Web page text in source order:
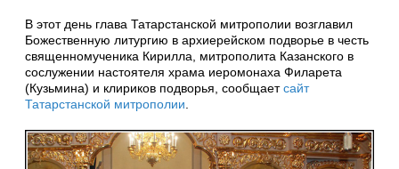
В этот день глава Татарстанской митрополии возглавил
Божественную литургию в архиерейском подворье в честь
священномученика Кирилла, митрополита Казанского в
сослужении настоятеля храма иеромонаха Филарета
(Кузьмина) и клириков подворья, сообщаетсайт
Татарстанской митрополии